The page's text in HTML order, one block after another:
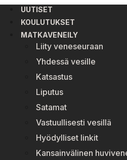
UUTISET
KOULUTUKSET
MATKAVENEILY
Liity veneseuraan
Yhdessä vesille
Katsastus
Liputus
Satamat
Vastuullisesti vesillä
Hyödylliset linkit
Kansainvälinen